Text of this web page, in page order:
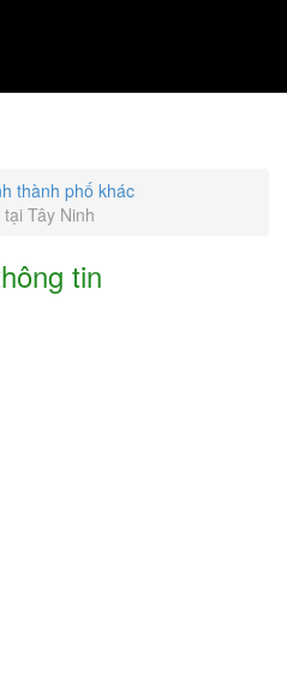
thành phố khác
Tây Ninh
tin